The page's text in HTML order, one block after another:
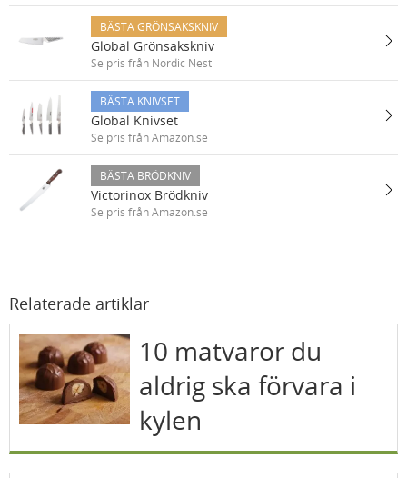
BÄSTA GRÖNSAKSKNIV
Global Grönsakskniv
Se pris från Nordic Nest
BÄSTA KNIVSET
Global Knivset
Se pris från Amazon.se
BÄSTA BRÖDKNIV
Victorinox Brödkniv
Se pris från Amazon.se
Relaterade artiklar
10 matvaror du
aldrig ska förvara i
kylen